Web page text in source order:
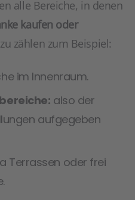
alle Bereiche, in denen
kaufen oder
zählen zum Beispiel:
im Innenraum.
also der
aufgegeben
Terrassen oder frei